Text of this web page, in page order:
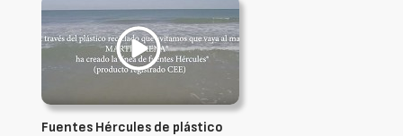
Fuentes Hércules de plástico